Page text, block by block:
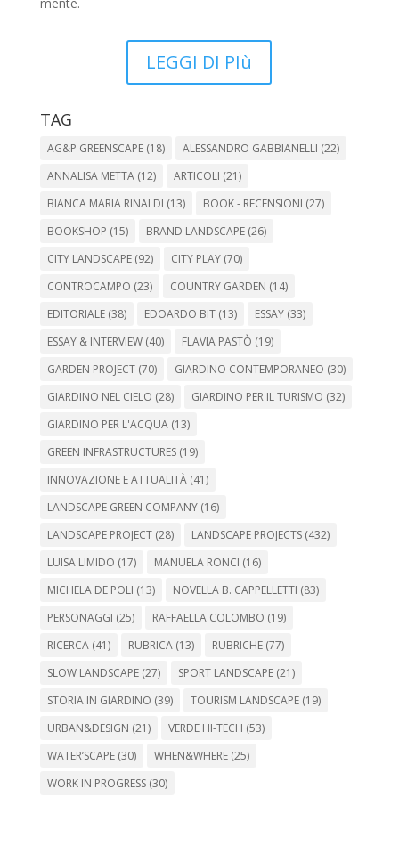
LEGGI DI PIù
TAG
AG&P GREENSCAPE(18) ALESSANDRO GABBIANELLI (22)
ANNALISA METTA(12) ARTICOLI (21)
BIANCA MARIA RINALDI (13) BOOK - RECENSIONI (27)
BOOKSHOP (15) BRAND LANDSCAPE(26)
CITY LANDSCAPE(92) CITY PLAY(70)
CONTROCAMPO (23) COUNTRY GARDEN (14)
EDITORIALE(38) EDOARDO BIT(13) ESSAY(33)
ESSAY & INTERVIEW(40) FLAVIA PASTÒ (19)
GARDEN PROJECT(70) GIARDINO CONTEMPORANEO (30)
GIARDINO NEL CIELO (28) GIARDINO PER IL TURISMO (32)
GIARDINO PER L'ACQUA(13)
GREEN INFRASTRUCTURES(19)
INNOVAZIONE E ATTUALITÀ(41)
LANDSCAPE GREEN COMPANY(16)
LANDSCAPE PROJECT(28) LANDSCAPE PROJECTS(432)
LUISA LIMIDO (17) MANUELA RONCI (16)
MICHELA DE POLI (13) NOVELLA B. CAPPELLETTI (83)
PERSONAGGI (25) RAFFAELLA COLOMBO (19)
RICERCA(41) RUBRICA(13) RUBRICHE(77)
SLOW LANDSCAPE(27) SPORT LANDSCAPE(21)
STORIA IN GIARDINO (39) TOURISM LANDSCAPE(19)
URBAN&DESIGN (21) VERDE HI-TECH (53)
WATER’SCAPE(30) WHEN&WHERE(25)
WORK IN PROGRESS(30)